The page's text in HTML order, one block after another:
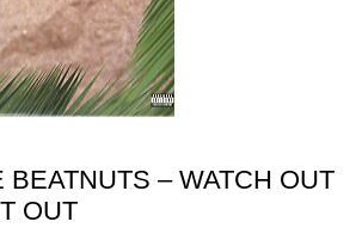
BEATNUTS – WATCH OUT
OUT